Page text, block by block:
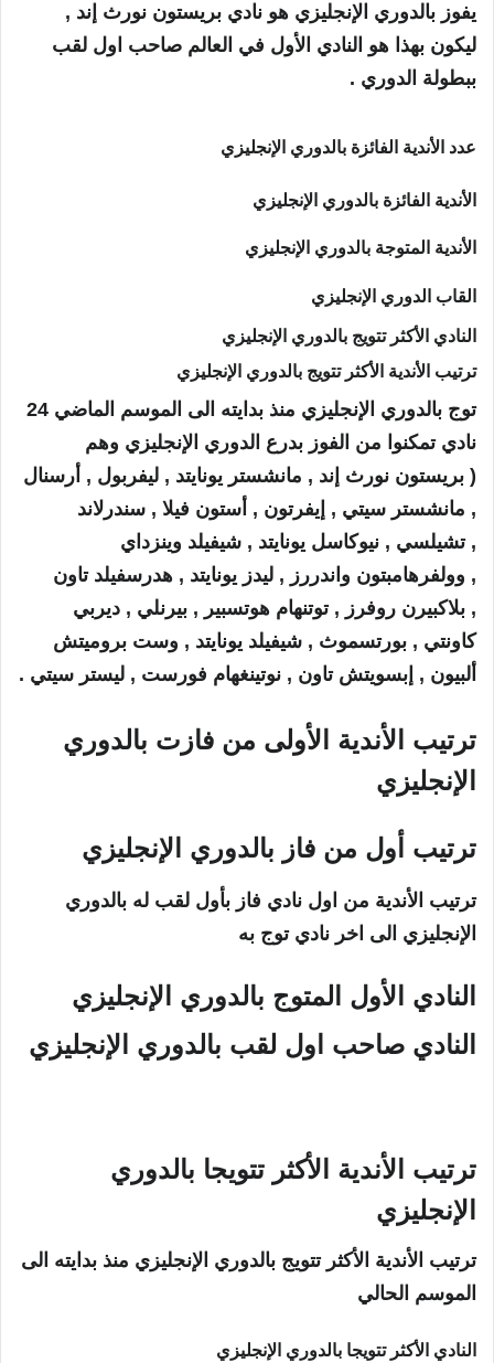
يفوز بالدوري الإنجليزي هو نادي بريستون نورث إند ,
ليكون بهذا هو النادي الأول في العالم صاحب اول لقب
ببطولة الدوري .
عدد الأندية الفائزة بالدوري الإنجليزي
الأندية الفائزة بالدوري الإنجليزي
الأندية المتوجة بالدوري الإنجليزي
القاب الدوري الإنجليزي
النادي الأكثر تتويج بالدوري الإنجليزي
ترتيب الأندية الأكثر تتويج بالدوري الإنجليزي
توج بالدوري الإنجليزي منذ بدايته الى الموسم الماضي 24
نادي تمكنوا من الفوز بدرع الدوري الإنجليزي وهم
( بريستون نورث إند , مانشستر يونايتد , ليفربول , أرسنال
, مانشستر سيتي , إيفرتون , أستون فيلا , سندرلاند
, تشيلسي , نيوكاسل يونايتد , شيفيلد وينزداي
, وولفرهامبتون واندررز , ليدز يونايتد , هدرسفيلد تاون
, بلاكبيرن روفرز , توتنهام هوتسبير , بيرنلي , ديربي
كاونتي , بورتسموث , شيفيلد يونايتد , وست بروميتش
ألبيون , إبسويتش تاون , نوتينغهام فورست , ليستر سيتي .
ترتيب الأندية الأولى من فازت بالدوري
الإنجليزي
ترتيب أول من فاز بالدوري الإنجليزي
ترتيب الأندية من اول نادي فاز بأول لقب له بالدوري
الإنجليزي الى اخر نادي توج به
النادي الأول المتوج بالدوري الإنجليزي
النادي صاحب اول لقب بالدوري الإنجليزي
ترتيب الأندية الأكثر تتويجا بالدوري
الإنجليزي
ترتيب الأندية الأكثر تتويج بالدوري الإنجليزي منذ بدايته الى
الموسم الحالي
النادي الأكثر تتويجا بالدوري الإنجليزي